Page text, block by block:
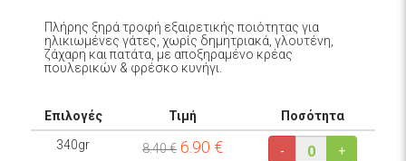
Πλήρης ξηρά τροφή εξαιρετικής ποιότητας για
ηλικιωμένες γάτες, χωρίς δημητριακά, γλουτένη,
ζάχαρη και πατάτα, με αποξηραμένο κρέας
πουλερικών & φρέσκο κυνήγι.
Επιλογές Τιμή
Ποσότητα
340gr
8.40 € 6.90 € - +